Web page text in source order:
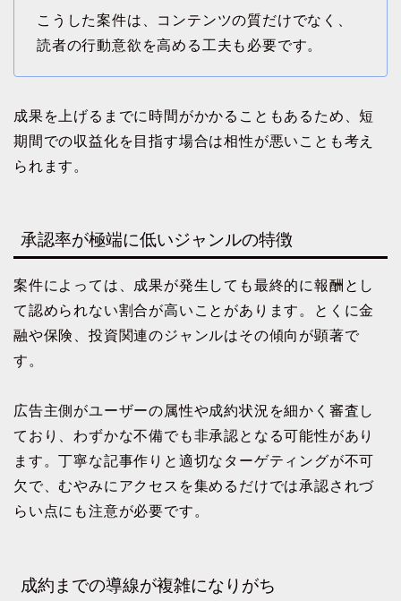
こうした案件は、コンテンツの質だけでなく、
読者の行動意欲を高める工夫も必要です。
成果を上げるまでに時間がかかることもあるため、短
期間での収益化を目指す場合は相性が悪いことも考え
られます。
承認率が極端に低いジャンルの特徴
案件によっては、成果が発生しても最終的に報酬とし
て認められない割合が高いことがあります。とくに金
融や保険、投資関連のジャンルはその傾向が顕著で
す。
広告主側がユーザーの属性や成約状況を細かく審査し
ており、わずかな不備でも非承認となる可能性があり
ます。丁寧な記事作りと適切なターゲティングが不可
欠で、むやみにアクセスを集めるだけでは承認されづ
らい点にも注意が必要です。
成約までの導線が複雑になりがち